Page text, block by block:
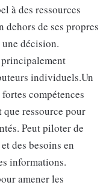
à des ressources
dehors de ses propres
décision.
individuels.Un
compétences
ressource pour
Peut piloter de
des besoins en
informations.
amener les